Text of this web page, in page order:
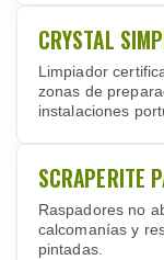
CRYSTAL
Limpiador
zonas de
instalaciones
SCRAPERITE
Raspadores no
calcomanías y
pintadas.